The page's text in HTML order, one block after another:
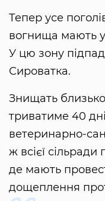
Тепер усе
вогнища мають
У цю зону
Сироватка.
Знищать
триватиме 40
ветеринарно-
ж всієї сільради
де мають
дощеплення